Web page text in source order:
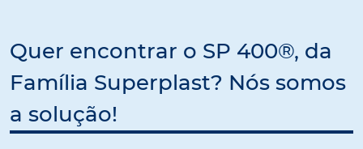
Quer encontrar o SP 400®, da
Família Superplast? Nós somos
a solução!